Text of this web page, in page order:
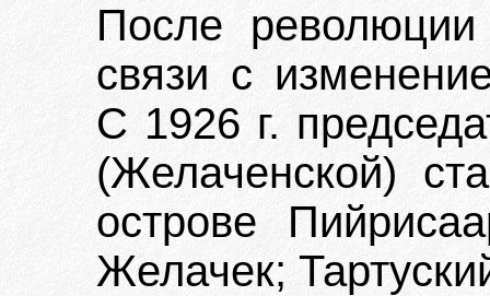
После
связи с
С 1926 г.
(Желаченской)
острове
Желачек;